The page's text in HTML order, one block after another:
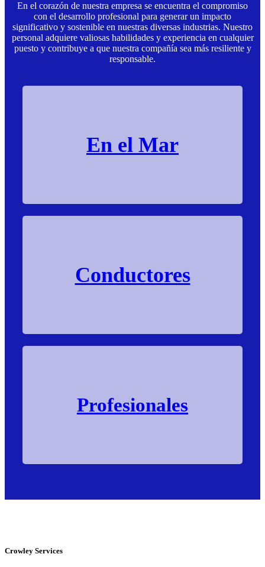
En el corazón de nuestra empresa se encuentra el compromiso
con el desarrollo profesional para generar un impacto
significativo y sostenible en nuestras diversas industrias. Nuestro
personal adquiere valiosas habilidades y experiencia en cualquier
puesto y contribuye a que nuestra compañía sea más resiliente y
responsable.
En el Mar
Conductores
Profesionales
Crowley Services